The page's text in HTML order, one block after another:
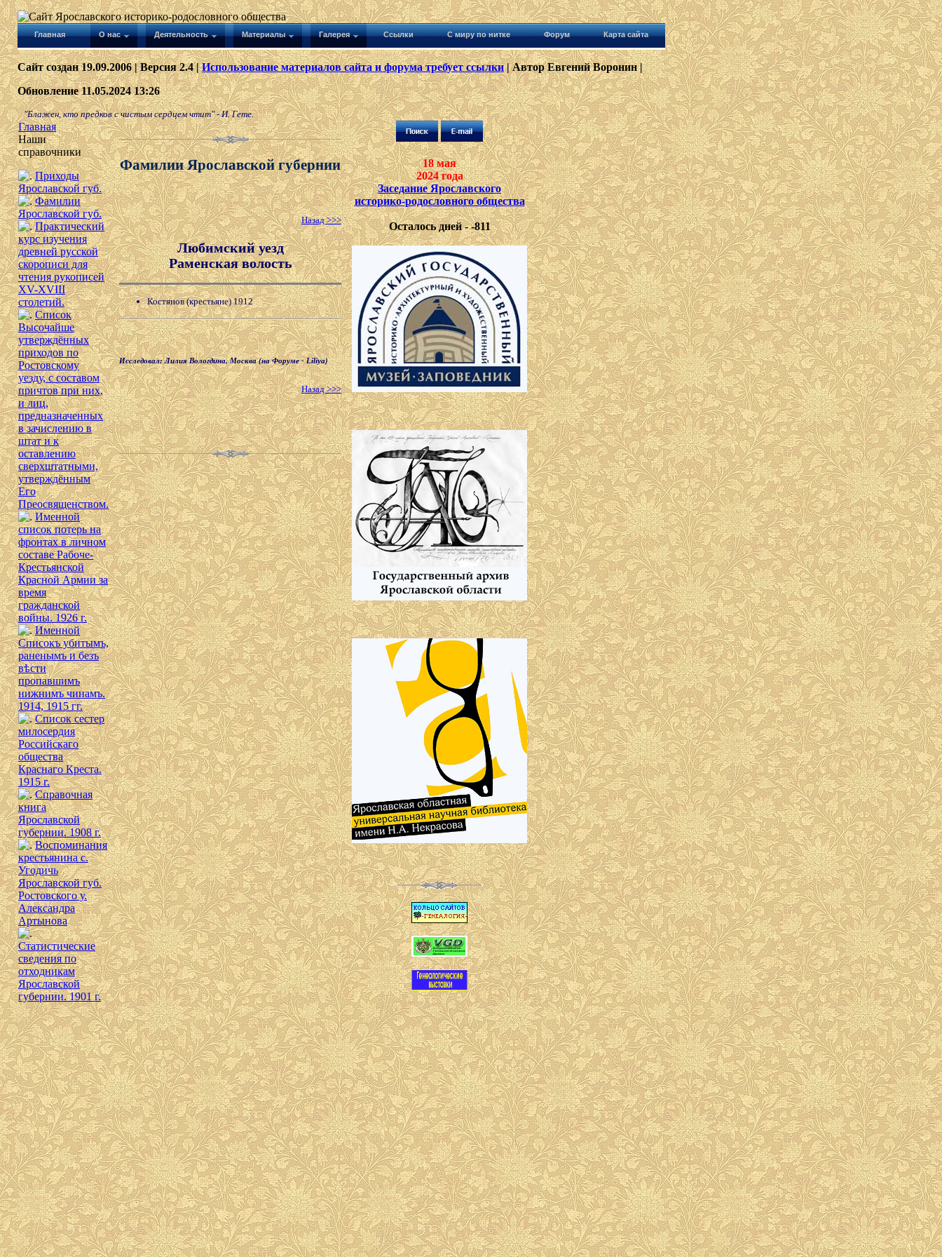
Главная О нас Деятельность Материалы Галерея Ссылки С миру по нитке Форум Карта сайта
Сайт создан 19.09.2006 | Версия 2.4 |Использование материалов сайта и форума требует ссылки| Автор Евгений Воронин |
Обновление 11.05.2024 13:26
"Блажен, кто предков с чистым сердцем чтит" - И. Гете.
Главная
Наши
справочники
Приходы
Ярославской губ.
Фамилии
Ярославской губ.
Практический
курс изучения
древней русской
скорописи для
чтения рукописей
XV-XVIII
столетий.
Список
Высочайше
утверждённых
приходов по
Ростовскому
уезду, с составом
причтов при них,
и лиц,
предназначенных
в зачислению в
штат и к
оставлению
сверхштатными,
утверждённым
Его
Преосвященством.
Именной
список потерь на
фронтах в личном
составе Рабоче-
Крестьянской
Красной Армии за
время
гражданской
войны. 1926 г.
Именной
Списокъ убитымъ,
раненымъ и безъ
вѣсти
пропавшимъ
нижнимъ чинамъ.
1914, 1915 гг.
Список сестер
милосердия
Российскаго
общества
Краснаго Креста.
1915 г.
Справочная
книга
Ярославской
губернии. 1908 г.
Воспоминания
крестьянина с.
Угодичь
Ярославской губ.
Ростовского у.
Александра
Артынова
Cтатистические
сведения по
отходникам
Ярославской
губернии. 1901 г.
Фамилии Ярославской губернии
Назад >>>
Любимский уезд
Раменская волость
Костянов (крестьяне) 1912
Исследовал: Лилия Вологдина, Москва (на Форуме - Liliya)
Назад >>>
18 мая
2024 года
Заседание Ярославского
историко-родословного общества
Осталось дней - -811